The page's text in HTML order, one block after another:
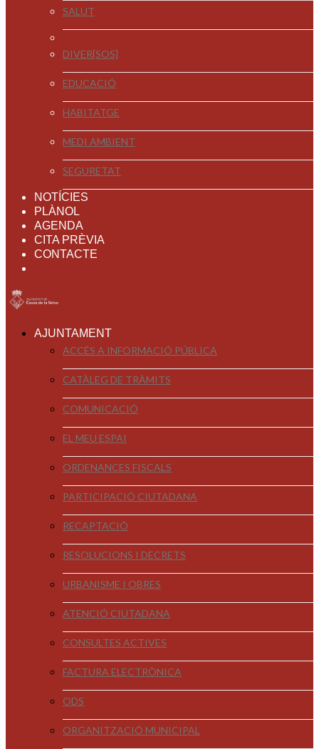
SALUT
DIVER[SOS]
EDUCACIÓ
HABITATGE
MEDI AMBIENT
SEGURETAT
NOTÍCIES
PLÀNOL
AGENDA
CITA PRÈVIA
CONTACTE
AJUNTAMENT
ACCÉS A INFORMACIÓ PÚBLICA
CATÀLEG DE TRÀMITS
COMUNICACIÓ
EL MEU ESPAI
ORDENANCES FISCALS
PARTICIPACIÓ CIUTADANA
RECAPTACIÓ
RESOLUCIONS I DECRETS
URBANISME I OBRES
ATENCIÓ CIUTADANA
CONSULTES ACTIVES
FACTURA ELECTRÒNICA
ODS
ORGANITZACIÓ MUNICIPAL